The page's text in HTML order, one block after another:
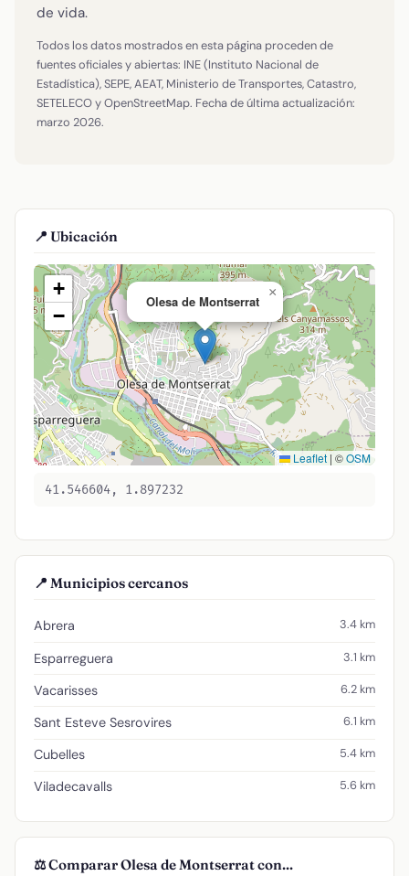
de vida.
Todos los datos mostrados en esta página proceden de
fuentes oficiales y abiertas: INE (Instituto Nacional de
Estadística), SEPE, AEAT, Ministerio de Transportes, Catastro,
SETELECO y OpenStreetMap. Fecha de última actualización:
marzo 2026.
📍 Ubicación
Olesa de Montserrat
×
+
−
Leaflet | ©OSM
41.546604, 1.897232
📍 Municipios cercanos
Abrera 3.4 km
Esparreguera 3.1 km
Vacarisses 6.2 km
Sant Esteve Sesrovires 6.1 km
Cubelles 5.4 km
Viladecavalls 5.6 km
⚖️ Comparar Olesa de Montserrat con...